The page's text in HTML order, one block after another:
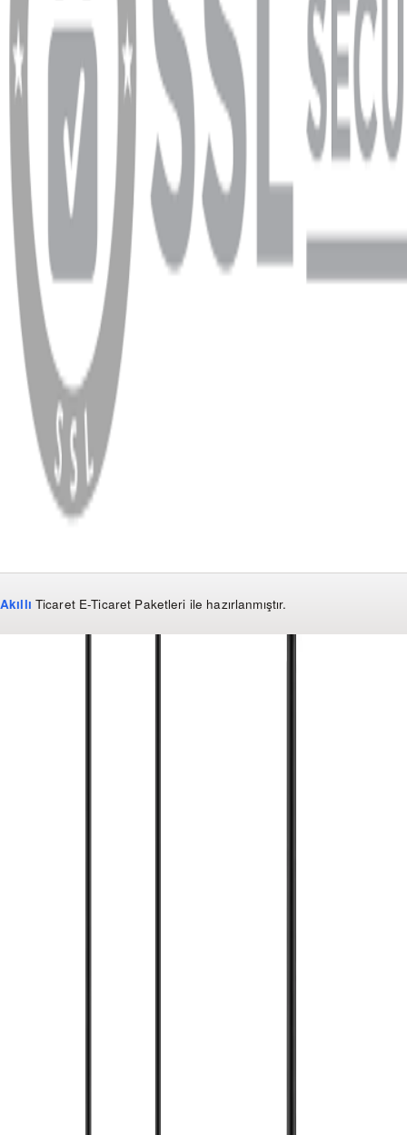
info@dukkanhifi.com 0850 441 40 44
Çalışma Saatleri: Pazartesi - Cuma 09:30 - 19:30, Cumartesi 10:00 - 18:00
WhatsApp Facebook
Copyright
2026 Dükkan Hifi
Akıllı Ticaret E-Ticaret Paketleri ile hazırlanmıştır.